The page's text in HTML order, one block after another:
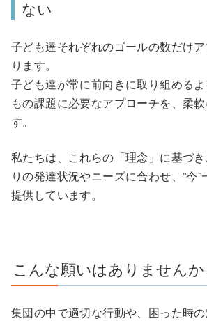
ない
子ども達それぞれのゴールの数だけ
ります。
子ども達が常に前向きに取り組める
もの課題に必要なアプローチを、柔
す。
私たちは、これらの「理念」に基づ
りの発達状況やニーズに合わせ、”今
提供しています。
こんな願いはありませんか
集団の中で適切な行動や、困った時